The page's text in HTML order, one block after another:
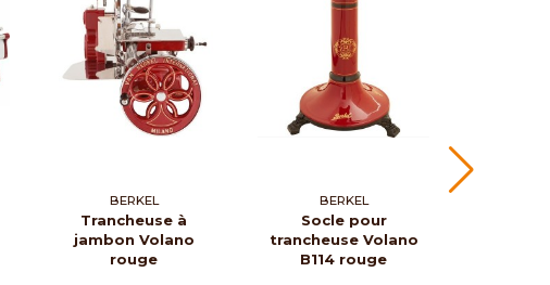
BERKEL
Trancheuse à
jambon Volano
rouge
BERKEL
Socle pour
trancheuse Volano
B114 rouge